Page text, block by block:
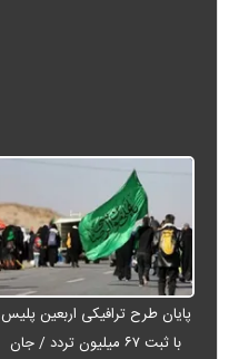
پایان طرح ترافیکی اربعین پلیس
با ثبت ۶۷ میلیون تردد / جان